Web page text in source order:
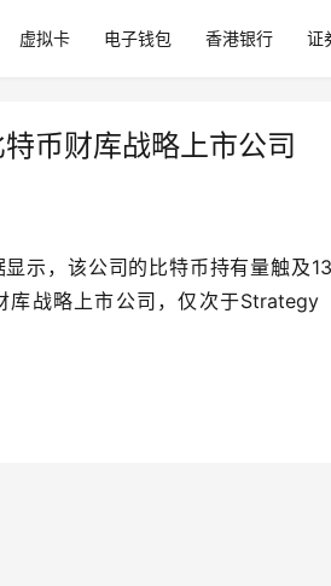
虚拟卡 电子钱包 香港银行 证
币财库战略上市公司
示，该公司的比特币持有量触及
战略上市公司，仅次于Strategy